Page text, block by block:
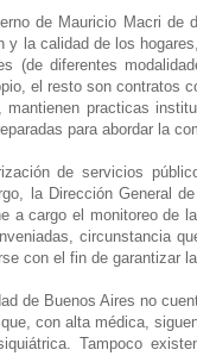
de Mauricio Macri de
y la calidad de los
(de diferentes
el resto son contratos
mantienen practicas
para abordar la
de servicios
la Dirección General
a cargo el monitoreo de
circunstancia
con el fin de garantizar
de Buenos Aires no
con alta médica,
Tampoco